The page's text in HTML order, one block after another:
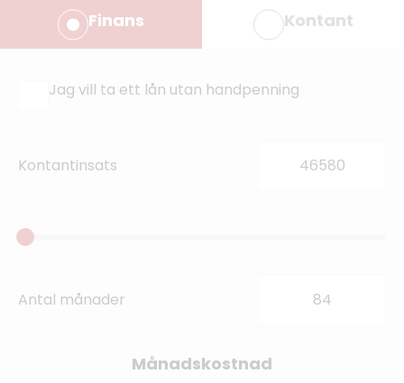
Finans Kontant
Jag vill ta ett lån utan handpenning
Kontantinsats
Antal månader
Månadskostnad